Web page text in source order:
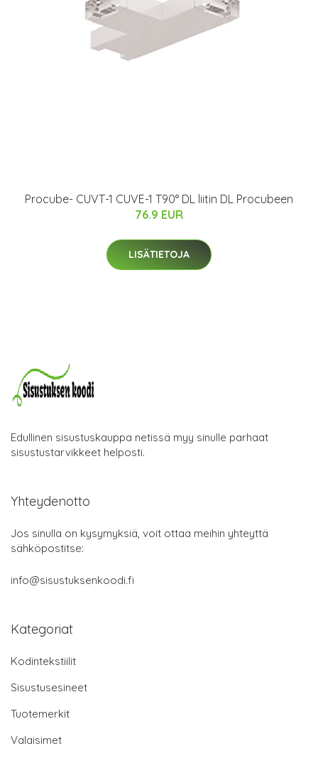
Procube- CUVT-1 CUVE-1 T90° DL liitin DL Procubeen
76.9 EUR
LISÄTIETOJA
Edullinen sisustuskauppa netissä myy sinulle parhaat
sisustustarvikkeet helposti.
Yhteydenotto
Jos sinulla on kysymyksiä, voit ottaa meihin yhteyttä
sähköpostitse:
info@sisustuksenkoodi.fi
Kategoriat
Kodintekstiilit
Sisustusesineet
Tuotemerkit
Valaisimet